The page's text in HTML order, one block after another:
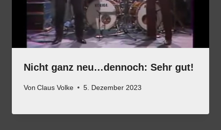
Nicht ganz neu…dennoch: Sehr gut!
Von Claus Volke 5. Dezember 2023